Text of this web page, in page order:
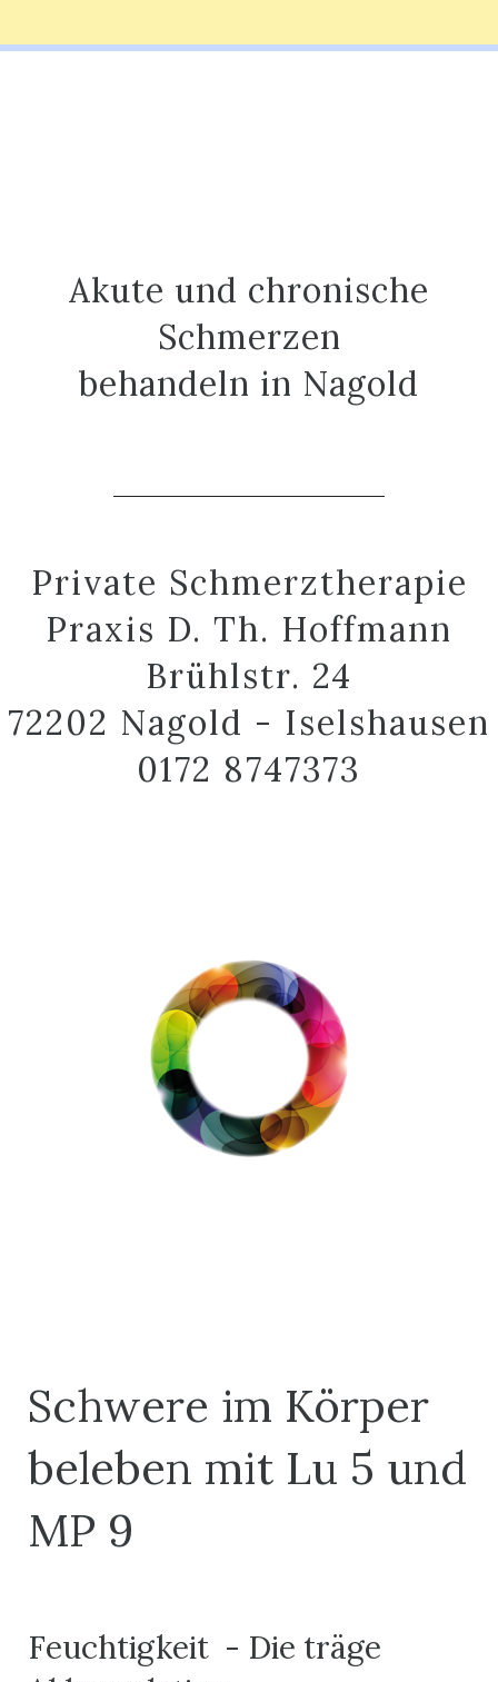
Akute und chronische
Schmerzen
behandeln in Nagold
Private Schmerztherapie
Praxis D. Th. Hoffmann
Brühlstr. 24
72202 Nagold - Iselshausen
0172 8747373
Schwere im Körper
beleben mit Lu 5 und
MP 9
Feuchtigkeit - Die träge